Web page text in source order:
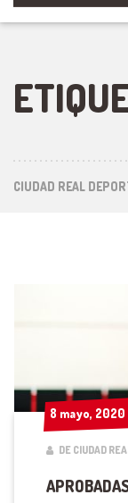
CIUDAD REAL
8 mayo, 2020
8 mayo, 2020
DE CIUDAD